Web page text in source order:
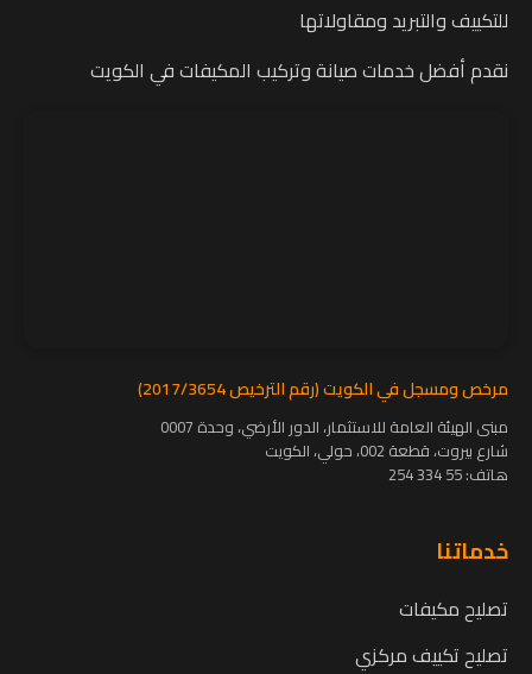
للتكييف والتبريد ومقاولاتها
نقدم أفضل خدمات صيانة وتركيب المكيفات في الكويت
مرخص ومسجل في الكويت (رقم الترخيص 2017/3654)
مبنى الهيئة العامة للاستثمار، الدور الأرضي، وحدة 0007
شارع بيروت، قطعة 002، حولي، الكويت
هاتف:55 334 254
خدماتنا
تصليح مكيفات
تصليح تكييف مركزي